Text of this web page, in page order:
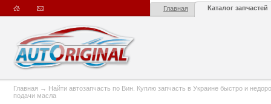
Главная Каталог запчастей
Главная → Найти автозапчасть по Вин. Куплю запчасть в Украине быстро и
подачи масла